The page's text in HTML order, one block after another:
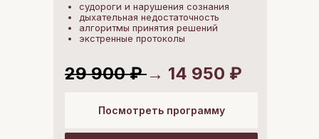
судороги и нарушения сознания
дыхательная недостаточность
алгоритмы принятия решений
экстренные протоколы
Посмотреть программу
29 900 ₽→ 14 950 ₽